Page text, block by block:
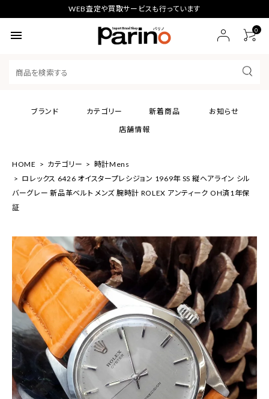
WEB査定や買取サービスも行っています
menu 0
ブランド カテゴリー 新着商品
お知らせ
店舗情報
HOME カテゴリー
時計Mens
ロレックス 6426 オイスタープレシジョン 1969年 SS 縦ヘアライン シル
バーグレー 新品革ベルト メンズ 腕時計 ROLEX アンティーク OH済1年保
証